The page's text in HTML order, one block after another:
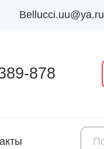
Bellucci.uu@ya.ru
878